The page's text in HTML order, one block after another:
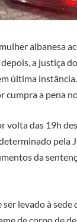
albanesa
a justiça
última instância.
cumpra a pena
volta das 19h
pela
da
levado à sede